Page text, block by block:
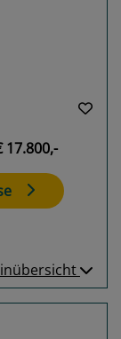
17.800,-